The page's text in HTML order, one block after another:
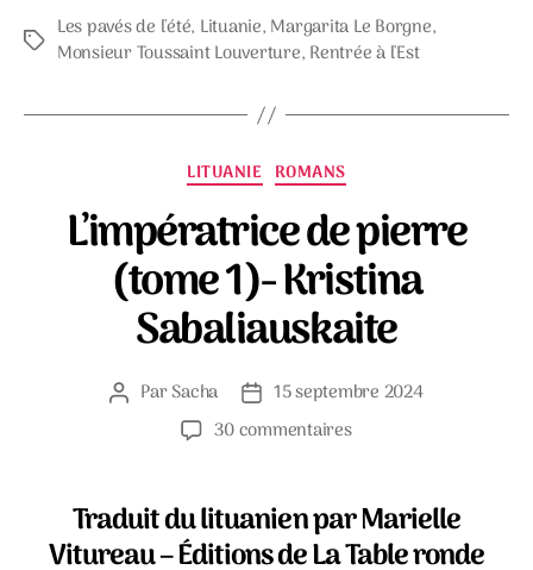
Étiquettes
Les pavés de l'été, Lituanie, Margarita Le Borgne,
Monsieur Toussaint Louverture, Rentrée à l'Est
Catégories
LITUANIE ROMANS
L’impératrice de pierre
(tome 1)- Kristina
Sabaliauskaite
Auteur
ParSacha
Date
de
l’article
15 septembre 2024
30 commentairessur
pierre
(tome
1)-
Traduit du lituanien par Marielle
Vitureau – Éditions de La Table ronde